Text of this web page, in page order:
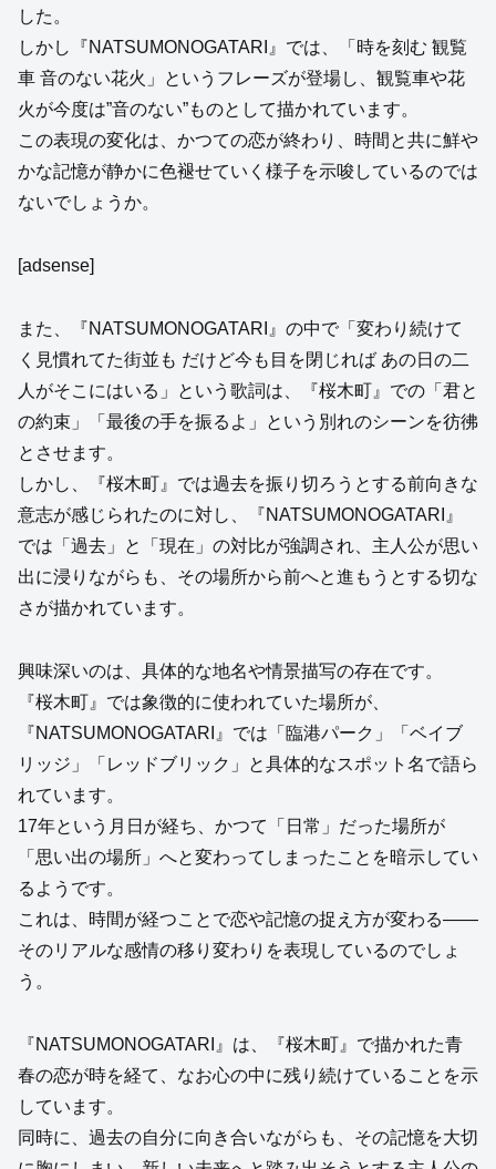
した。
しかし『NATSUMONOGATARI』では、「時を刻む 観覧
車 音のない花火」というフレーズが登場し、観覧車や花
火が今度は”音のない”ものとして描かれています。
この表現の変化は、かつての恋が終わり、時間と共に鮮や
かな記憶が静かに色褪せていく様子を示唆しているのでは
ないでしょうか。
[adsense]
また、『NATSUMONOGATARI』の中で「変わり続けて
く見慣れてた街並も だけど今も目を閉じれば あの日の二
人がそこにはいる」という歌詞は、『桜木町』での「君と
の約束」「最後の手を振るよ」という別れのシーンを彷彿
とさせます。
しかし、『桜木町』では過去を振り切ろうとする前向きな
意志が感じられたのに対し、『NATSUMONOGATARI』
では「過去」と「現在」の対比が強調され、主人公が思い
出に浸りながらも、その場所から前へと進もうとする切な
さが描かれています。
興味深いのは、具体的な地名や情景描写の存在です。
『桜木町』では象徴的に使われていた場所が、
『NATSUMONOGATARI』では「臨港パーク」「ベイブ
リッジ」「レッドブリック」と具体的なスポット名で語ら
れています。
17年という月日が経ち、かつて「日常」だった場所が
「思い出の場所」へと変わってしまったことを暗示してい
るようです。
これは、時間が経つことで恋や記憶の捉え方が変わる――
そのリアルな感情の移り変わりを表現しているのでしょ
う。
『NATSUMONOGATARI』は、『桜木町』で描かれた青
春の恋が時を経て、なお心の中に残り続けていることを示
しています。
同時に、過去の自分に向き合いながらも、その記憶を大切